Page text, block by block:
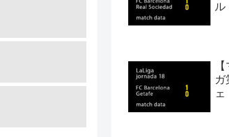
ル
ガ
ェ